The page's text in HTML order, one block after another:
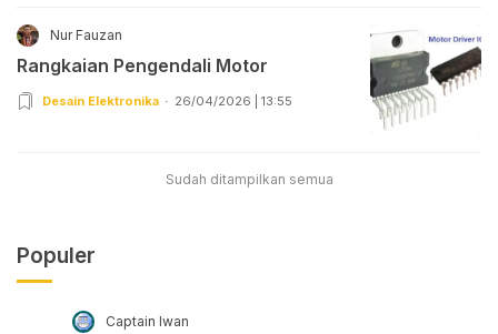
Nur Fauzan
Rangkaian Pengendali Motor
Desain Elektronika 26/04/2026 | 13:55
Sudah ditampilkan semua
Populer
Captain Iwan